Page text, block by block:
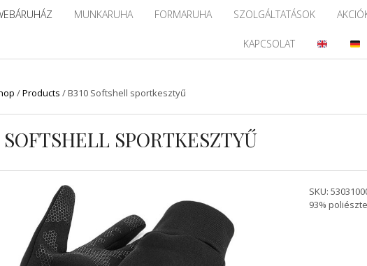
MUNKARUHA FORMARUHA SZOLGÁLTATÁSOK
KAPCSOLAT
/Products /B310 Softshell sportkesztyű
SOFTSHELL SPORTKESZTYŰ
SKU:
93%